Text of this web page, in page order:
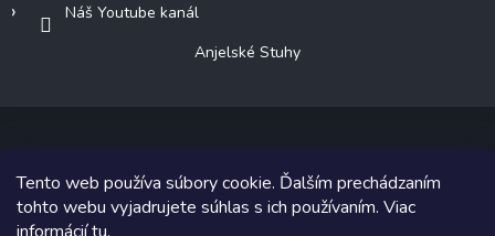
Tento web používa súbory cookie. Ďalším prechádzaním
tohto webu vyjadrujete súhlas s ich používaním. Viac
Náš Youtube kanál
Anjelské Stuhy
Copyright 2026Anjelské Stuhy. Všetky práva vyhradené.